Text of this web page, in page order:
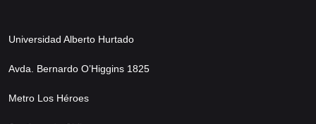
Universidad Alberto Hurtado
Avda. Bernardo O’Higgins 1825
Metro Los Héroes